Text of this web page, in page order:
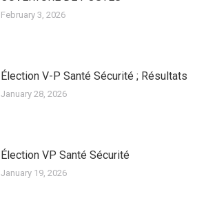
February 3, 2026
Élection V-P Santé Sécurité ; Résultats
January 28, 2026
Élection VP Santé Sécurité
January 19, 2026